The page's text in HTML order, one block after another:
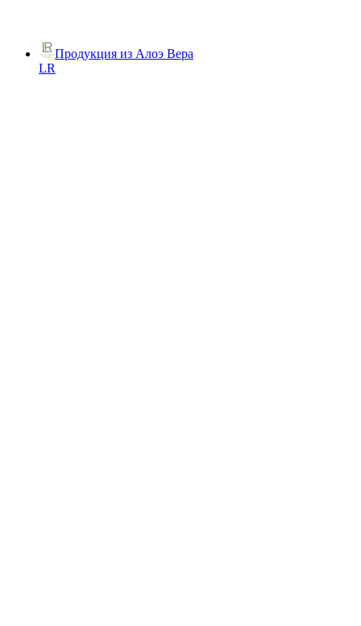
Продукция из Алоэ Вера
LR